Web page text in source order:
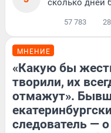
сколько дней
57 783 28
МНЕНИЕ
«Какую бы
творили, их
отмажут».
следователь — о